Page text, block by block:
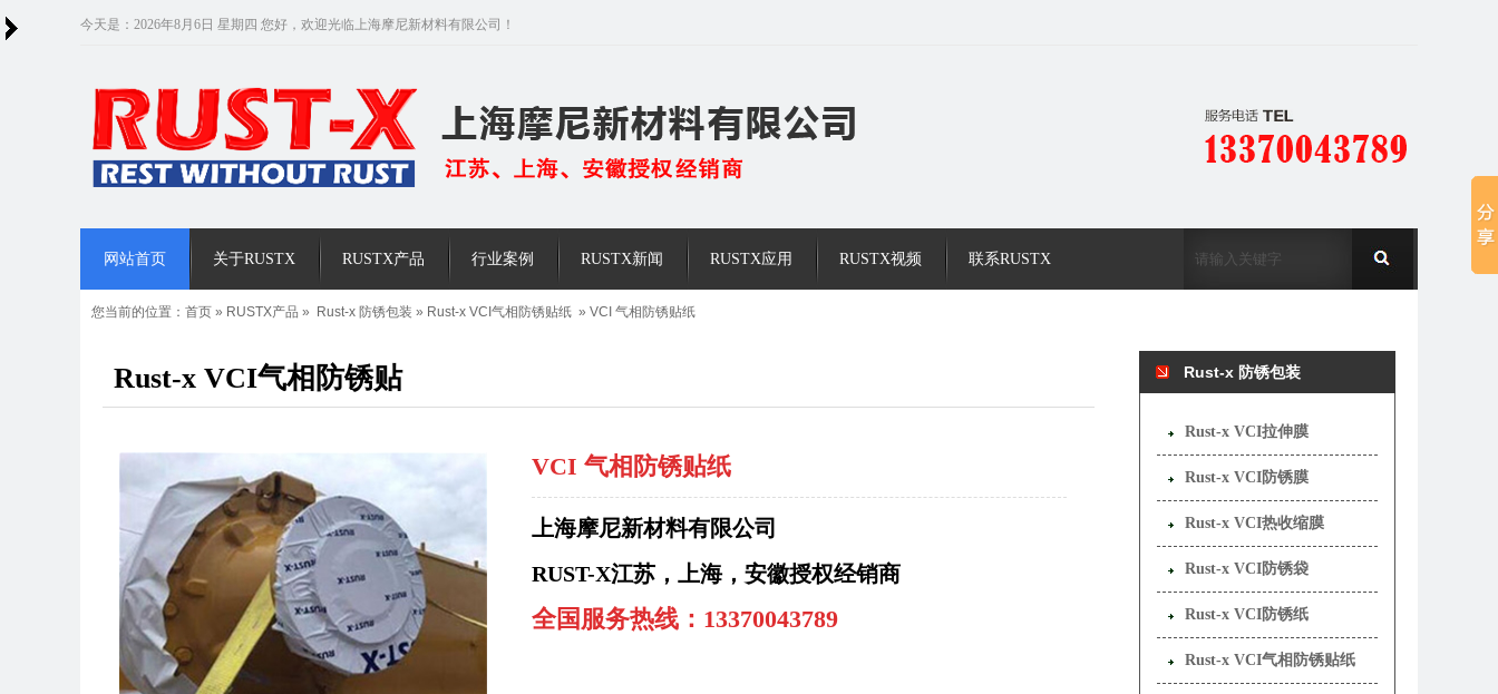
今天是：2026年8月6日 星期四 您好，欢迎光临上海摩尼新材料有限公司！
网站首页 关于RUSTX RUSTX产品 行业案例 RUSTX新闻 RUSTX应用 RUSTX视频 联系RUSTX
您当前的位置： 首页 » RUSTX产品 » Rust-x 防锈包装 » Rust-x VCI气相防锈贴纸 » VCI 气相防锈贴纸
Rust-x VCI气相防锈贴
VCI 气相防锈贴纸
上海摩尼新材料有限公司
RUST-X江苏，上海，安徽授权经销商
全国服务热线：13370043789
Rust-x 防锈包装
Rust-x VCI拉伸膜
Rust-x VCI防锈膜
Rust-x VCI热收缩膜
Rust-x VCI防锈袋
Rust-x VCI防锈纸
Rust-x VCI气相防锈贴纸